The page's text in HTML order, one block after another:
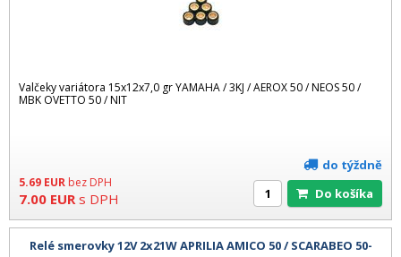
Valčeky variátora 15x12x7,0 gr YAMAHA / 3KJ / AEROX 50 / NEOS 50 /
MBK OVETTO 50 / NIT
5.69 EUR bez DPH
7.00 EUR s DPH
do týždně
Do košíka
Relé smerovky 12V 2x21W APRILIA AMICO 50 / SCARABEO 50-